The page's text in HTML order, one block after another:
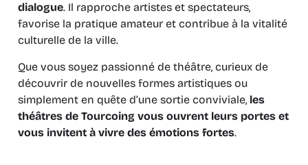
dialogue. Il rapproche artistes et spectateurs,
favorise la pratique amateur et contribue à la vitalité
culturelle de la ville.
Que vous soyez passionné de théâtre, curieux de
découvrir de nouvelles formes artistiques ou
simplement en quête d’une sortie conviviale, les
théâtres de Tourcoing vous ouvrent leurs portes et
vous invitent à vivre des émotions fortes.